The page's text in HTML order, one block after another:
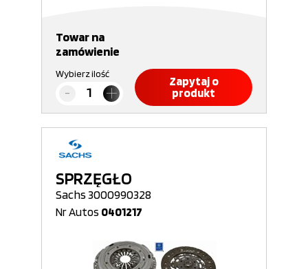
Towar na
zamówienie
Wybierz ilość
Zapytaj o
produkt
SPRZĘGŁO
Sachs 3000990328
Nr Autos 0401217